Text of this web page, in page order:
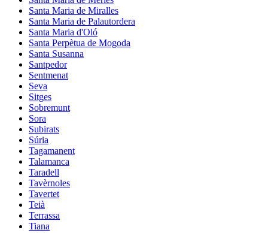
Santa Maria de Miralles
Santa Maria de Palautordera
Santa Maria d'Oló
Santa Perpètua de Mogoda
Santa Susanna
Santpedor
Sentmenat
Seva
Sitges
Sobremunt
Sora
Subirats
Súria
Tagamanent
Talamanca
Taradell
Tavèrnoles
Tavertet
Teià
Terrassa
Tiana